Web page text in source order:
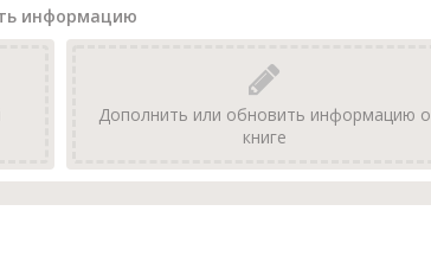
информацию
Дополнить или обновить информацию о
книге